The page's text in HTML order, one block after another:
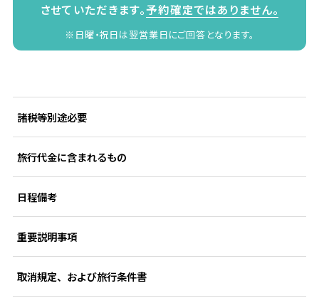
させていただきます。予約確定ではありません。
※日曜・祝日は翌営業日にご回答となります。
諸税等別途必要
旅行代金に含まれるもの
日程備考
重要説明事項
取消規定、および旅行条件書